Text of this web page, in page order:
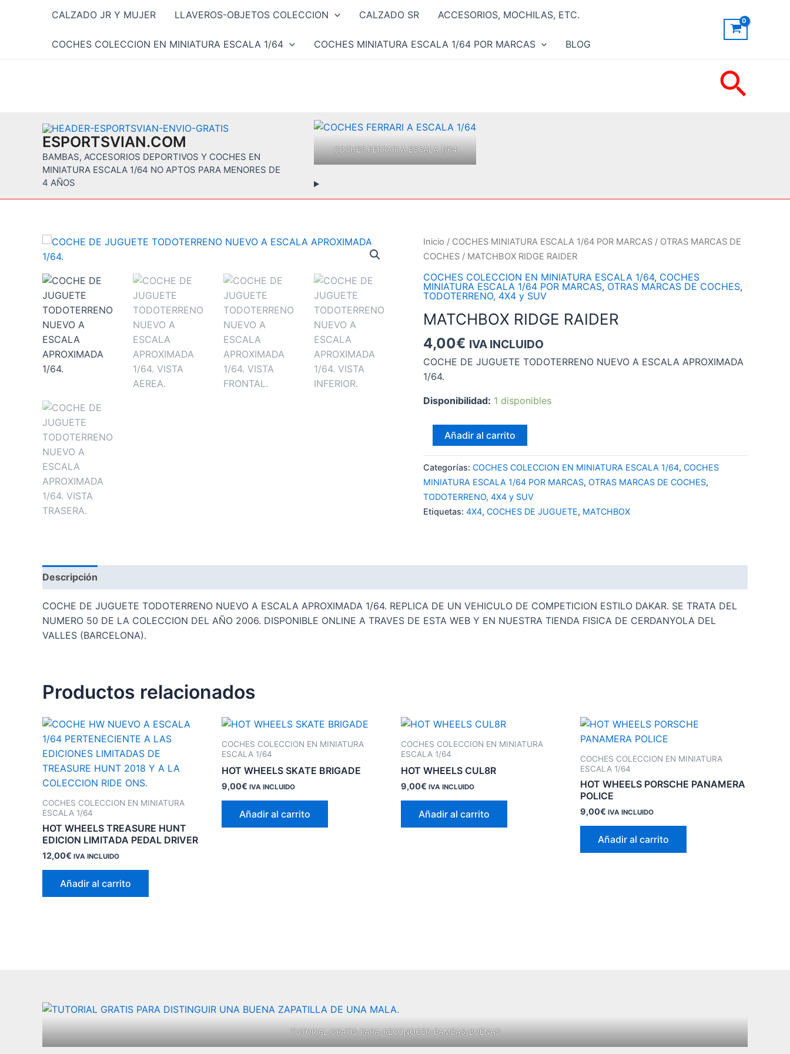
CALZADO JR Y MUJER LLAVEROS-OBJETOS COLECCION CALZADO SR ACCESORIOS, MOCHILAS, ETC.
COCHES COLECCION EN MINIATURA ESCALA 1/64 COCHES MINIATURA ESCALA 1/64 POR MARCAS BLOG
ESPORTSVIAN.COM
BAMBAS, ACCESORIOS DEPORTIVOS Y COCHES EN
MINIATURA ESCALA 1/64 NO APTOS PARA MENORES DE
4 AÑOS
COCHES FERRARI A ESCALA 1/64
Inicio / COCHES MINIATURA ESCALA 1/64 POR MARCAS / OTRAS MARCAS DE
COCHES / MATCHBOX RIDGE RAIDER
COCHES COLECCION EN MINIATURA ESCALA 1/64, COCHES
MINIATURA ESCALA 1/64 POR MARCAS, OTRAS MARCAS DE COCHES,
TODOTERRENO, 4X4 y SUV
MATCHBOX RIDGE RAIDER
4,00€ IVA INCLUIDO
COCHE DE JUGUETE TODOTERRENO NUEVO A ESCALA APROXIMADA
1/64.
Disponibilidad: 1 disponibles
MATCHBOX
RIDGE
cantidad
Añadir al carrito
Categorías: COCHES COLECCION EN MINIATURA ESCALA 1/64, COCHES
MINIATURA ESCALA 1/64 POR MARCAS, OTRAS MARCAS DE COCHES,
TODOTERRENO, 4X4 y SUV
Etiquetas: 4X4, COCHES DE JUGUETE, MATCHBOX
Descripción
COCHE DE JUGUETE TODOTERRENO NUEVO A ESCALA APROXIMADA 1/64. REPLICA DE UN VEHICULO DE COMPETICION ESTILO DAKAR. SE TRATA DEL
NUMERO 50 DE LA COLECCION DEL AÑO 2006. DISPONIBLE ONLINE A TRAVES DE ESTA WEB Y EN NUESTRA TIENDA FISICA DE CERDANYOLA DEL
VALLES (BARCELONA).
Productos relacionados
COCHES COLECCION EN MINIATURA
ESCALA 1/64
HOT WHEELS TREASURE HUNT
EDICION LIMITADA PEDAL DRIVER
12,00€ IVA INCLUIDO
Añadir al carrito
COCHES COLECCION EN MINIATURA
ESCALA 1/64
HOT WHEELS SKATE BRIGADE
9,00€ IVA INCLUIDO
Añadir al carrito
COCHES COLECCION EN MINIATURA
ESCALA 1/64
HOT WHEELS CUL8R
9,00€ IVA INCLUIDO
Añadir al carrito
COCHES COLECCION EN MINIATURA
ESCALA 1/64
HOT WHEELS PORSCHE PANAMERA
POLICE
9,00€ IVA INCLUIDO
Añadir al carrito
TUTORIAL-GRATIS-PARA-RECONOCER-BAMBAS-BUENAS